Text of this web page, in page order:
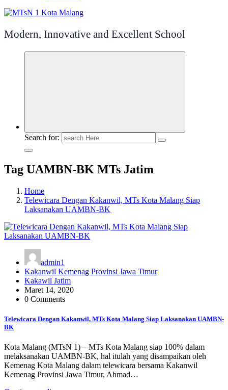
Modern, Innovative and Excellent School
Search for:
Tag UAMBN-BK MTs Jatim
Home
Telewicara Dengan Kakanwil, MTs Kota Malang Siap
Laksanakan UAMBN-BK
admin1
Kakanwil Kemenag Provinsi Jawa Timur
Kakawil Jatim
Maret 14, 2020
0 Comments
Telewicara Dengan Kakanwil, MTs Kota Malang Siap Laksanakan UAMBN-
BK
Kota Malang (MTsN 1) – MTs Kota Malang siap 100% dalam
melaksanakan UAMBN-BK, hal itulah yang disampaikan oleh
Kemenag Kota Malang dalam telewicara bersama Kakanwil
Kemenag Provinsi Jawa Timur, Ahmad…